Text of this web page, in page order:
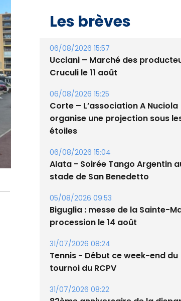
Les brèves
06/08/2026 15:57
Ucciani – Marché des
Cruculi le 11 août
06/08/2026 15:25
Corte – L’association A Nuciola
organise une projection sous
étoiles
06/08/2026 15:04
Alata - Soirée Tango Argentin
stade de San Benedetto
05/08/2026 09:53
Biguglia : messe de la Sainte-
procession le 14 août
31/07/2026 08:24
Tennis - Début ce week-end du
tournoi du RCPV
31/07/2026 08:22